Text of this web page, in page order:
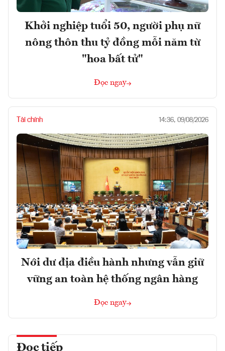
Khởi nghiệp tuổi 50, người phụ nữ
nông thôn thu tỷ đồng mỗi năm từ
"hoa bất tử"
Đọc ngay
Tài chính 14:36, 09/08/2026
Nới dư địa điều hành nhưng vẫn giữ
vững an toàn hệ thống ngân hàng
Đọc ngay
Đọc tiếp